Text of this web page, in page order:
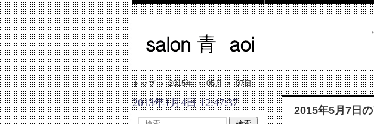
トップ › 2015年 › 05月 › 07日
2015年5月7日
2013年1月4日 12:47:37